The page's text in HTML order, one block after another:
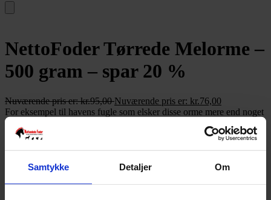
Samtykke Detaljer Om
NettoFoder Tørrede Melorme –
500 gram – spar 20 %
Nuværende pris er: kr.95,00 Nuværende pris er: kr.76,00
For eksempel til havens fugle som elsker disse orme mere end noget
andet! Ikke et fuldfoder, gives ved siden af fuldfoder.
21 på lager
Varenummer: 9776649
Varekategori:Alle Tilbud